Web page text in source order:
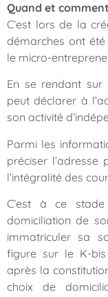
Quand et
C’est lors de la
démarches ont
le micro-
En se rendant sur
peut déclarer à
son activité
Parmi les
préciser
l’intégralité des
C’est à ce
domiciliation de
immatriculer sa
figure sur le K-bis
après la
choix de